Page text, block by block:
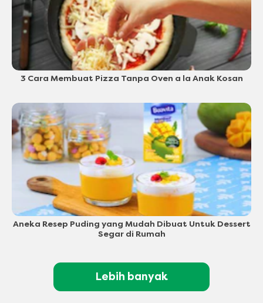
3 Cara Membuat Pizza Tanpa Oven a la Anak Kosan
Aneka Resep Puding yang Mudah Dibuat Untuk Dessert
Segar di Rumah
Lebih banyak